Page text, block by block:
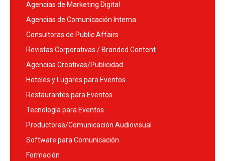
Agencias de Marketing Digital
Agencias de Comunicación Interna
Consultoras de Public Affairs
Revistas Corporativas / Branded Content
Agencias Creativas/Publicidad
Hoteles y Lugares para Eventos
Restaurantes para Eventos
Tecnología para Eventos
Productoras/Comunicación Audiovisual
Software para Comunicación
Formación